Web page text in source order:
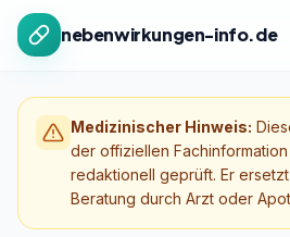
Zum Inhalt springen
nebenwirkungen-info.de
Medizinischer Hinweis:
der offiziellen
redaktionell geprüft. Er
Beratung durch Arzt oder